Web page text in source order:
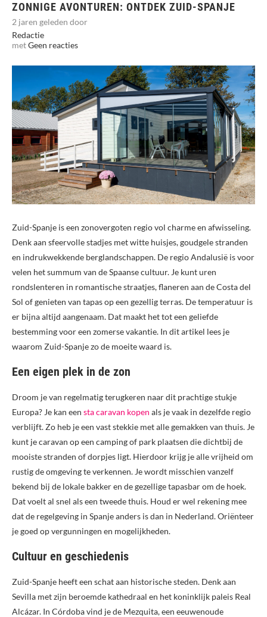
ZONNIGE AVONTUREN: ONTDEK ZUID-SPANJE
2 jaren geleden door
Redactie
metGeen reacties
Zuid-Spanje is een zonovergoten regio vol charme en afwisseling.
Denk aan sfeervolle stadjes met witte huisjes, goudgele stranden
en indrukwekkende berglandschappen. De regio Andalusië is voor
velen het summum van de Spaanse cultuur. Je kunt uren
rondslenteren in romantische straatjes, flaneren aan de Costa del
Sol of genieten van tapas op een gezellig terras. De temperatuur is
er bijna altijd aangenaam. Dat maakt het tot een geliefde
bestemming voor een zomerse vakantie. In dit artikel lees je
waarom Zuid-Spanje zo de moeite waard is.
Een eigen plek in de zon
Droom je van regelmatig terugkeren naar dit prachtige stukje
Europa? Je kan een sta caravan kopen als je vaak in dezelfde regio
verblijft. Zo heb je een vast stekkie met alle gemakken van thuis. Je
kunt je caravan op een camping of park plaatsen die dichtbij de
mooiste stranden of dorpjes ligt. Hierdoor krijg je alle vrijheid om
rustig de omgeving te verkennen. Je wordt misschien vanzelf
bekend bij de lokale bakker en de gezellige tapasbar om de hoek.
Dat voelt al snel als een tweede thuis. Houd er wel rekening mee
dat de regelgeving in Spanje anders is dan in Nederland. Oriënteer
je goed op vergunningen en mogelijkheden.
Cultuur en geschiedenis
Zuid-Spanje heeft een schat aan historische steden. Denk aan
Sevilla met zijn beroemde kathedraal en het koninklijk paleis Real
Alcázar. In Córdoba vind je de Mezquita, een eeuwenoude